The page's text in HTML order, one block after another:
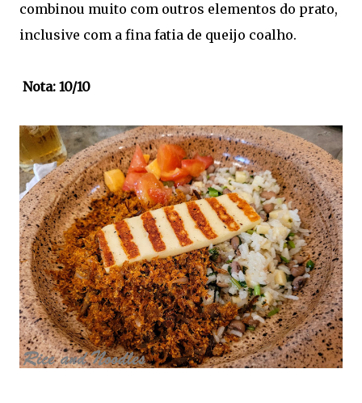
combinou muito com outros elementos do prato,
inclusive com a fina fatia de queijo coalho.
Nota: 10/10